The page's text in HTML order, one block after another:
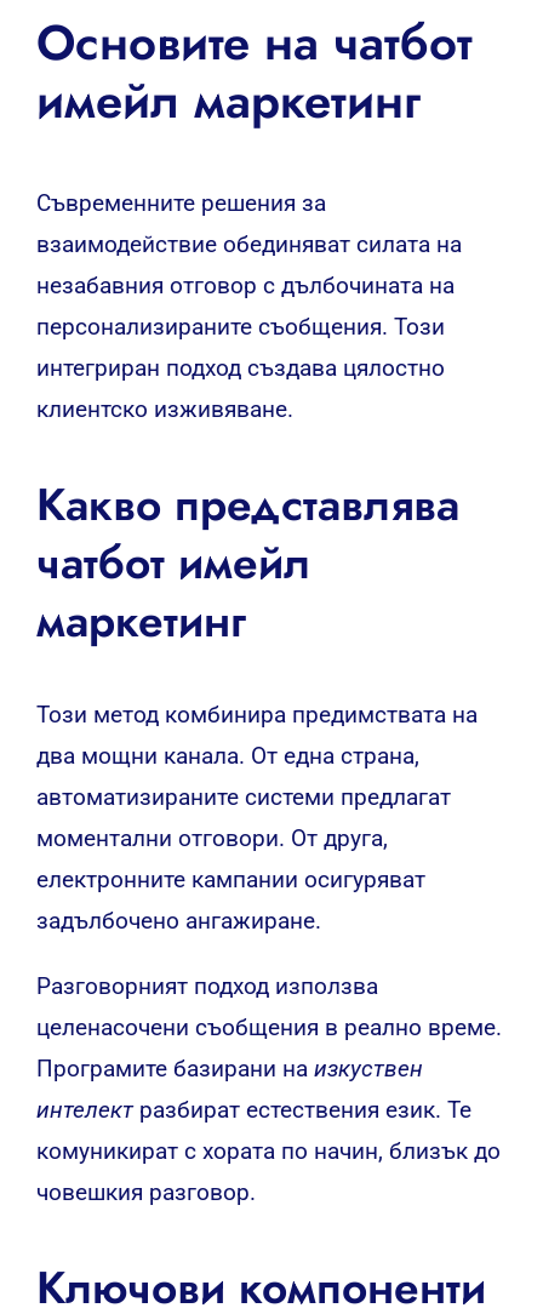
Основите на чатбот
имейл маркетинг
Съвременните решения за
взаимодействие обединяват силата на
незабавния отговор с дълбочината на
персонализираните съобщения. Този
интегриран подход създава цялостно
клиентско изживяване.
Какво представлява
чатбот имейл
маркетинг
Този метод комбинира предимствата на
два мощни канала. От една страна,
автоматизираните системи предлагат
моментални отговори. От друга,
електронните кампании осигуряват
задълбочено ангажиране.
Разговорният подход използва
целенасочени съобщения в реално време.
Програмите базирани на изкуствен
интелектразбират естествения език. Те
комуникират с хората по начин, близък до
човешкия разговор.
Ключови компоненти